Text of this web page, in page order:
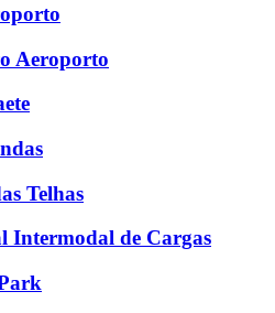
Aeroporto
Telhas
Intermodal de Cargas